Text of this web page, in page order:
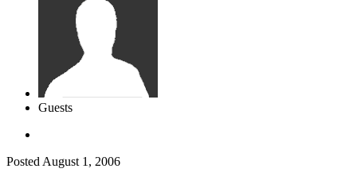
Guests
Posted August 1, 2006